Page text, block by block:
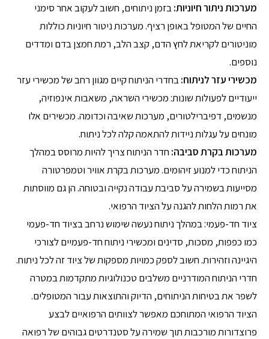
מערכות ניתור חיוניות:בזמן ניתוחים, חשוב לעקוב אחר סימני
החיים של המטופל באופן רציף. מערכות ניטור חיוניות כוללות
מוניטורים לקריאת לחץ הדם, קצב הלב, רמת חמצן בדם ומדדים
נוספים.
מכשירי עזר לניתוח:בחדרי הניתוח קיים מגוון רחב של מכשירי עזר
ייעודיים לפעולות שונות: מכשירי השראה, משאבות אינפוזיה,
מנשמים, דפיברילטורים, מערכות שאיבה וכדומה. מכשירים אלו
מונחים על עגלות ניידות להתאמה קלה לכל ניתוח.
מערכות בקרת סביבה: חדר הניתוח צריך להיות מרוסס במהלך
הניתוח כדי למנוע זיהומים. מערכות בקרת אוויר וטמפרטורה
מסייעות בשמירה על סביבת עבודה נקייה ובטוחה. הן גם מווסתות
את רמות הלחות להגנה על הציוד הרפואי.
ציוד חד-פעמי: במהלך ניתוח נעשה שימוש נרחב בציוד חד-פעמי
כמו כפפות, מסכות, סדינים ומכשירי ניתוח חד-פעמיים לצורכי
היגיינה וזהירות. חשוב לספק כמויות מספקות של ציוד זה לכל ניתוח.
חדרי הניתוח המודרניים משלבים טכנולוגיות מתקדמות במטרה
לשפר את בטיחות הניתוחים, הדיוק והתוצאות עבור המטופלים.
הציוד הרפואי המתוחכם מאפשר לצוותים הרפואיים לבצע
פרוצדורות מורכבות תוך שמירה על סטנדרטים גבוהים של רפואה